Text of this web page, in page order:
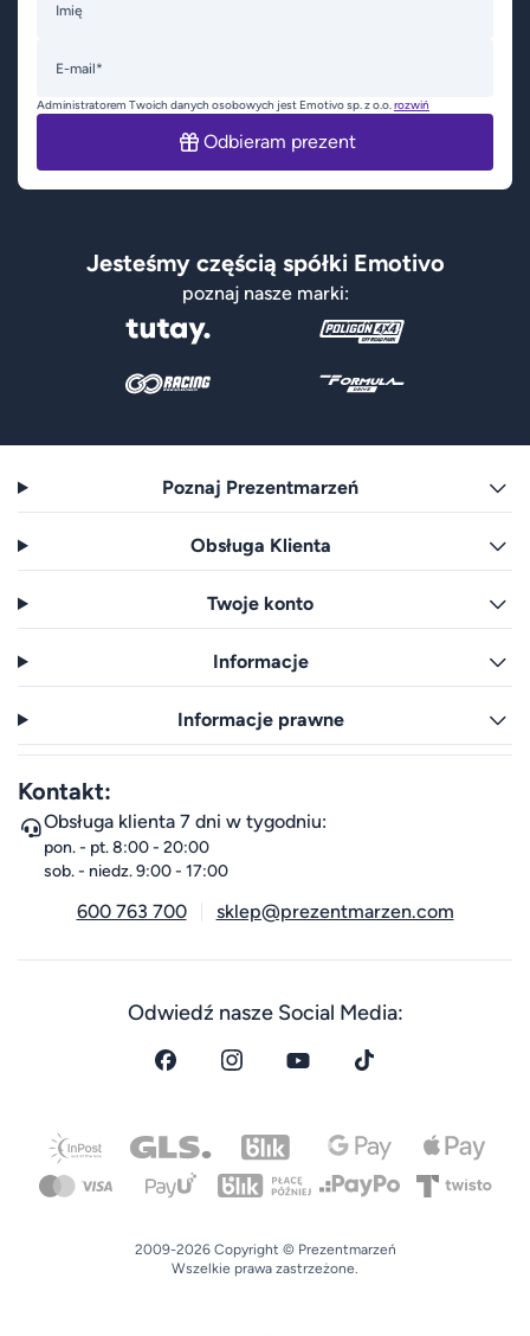
Imię
E-mail*
Administratorem Twoich danych osobowych jest Emotivo sp. z o.o.rozwiń
Odbieram prezent
Jesteśmy częścią spółki Emotivo
poznaj nasze marki:
Poznaj Prezentmarzeń
Obsługa Klienta
Twoje konto
Informacje
Informacje prawne
Kontakt:
Obsługa klienta 7 dni w tygodniu:
pon. - pt. 8:00 - 20:00
sob. - niedz. 9:00 - 17:00
600 763 700 sklep@prezentmarzen.com
Odwiedź nasze Social Media:
2009-2026 Copyright © Prezentmarzeń
Wszelkie prawa zastrzeżone.